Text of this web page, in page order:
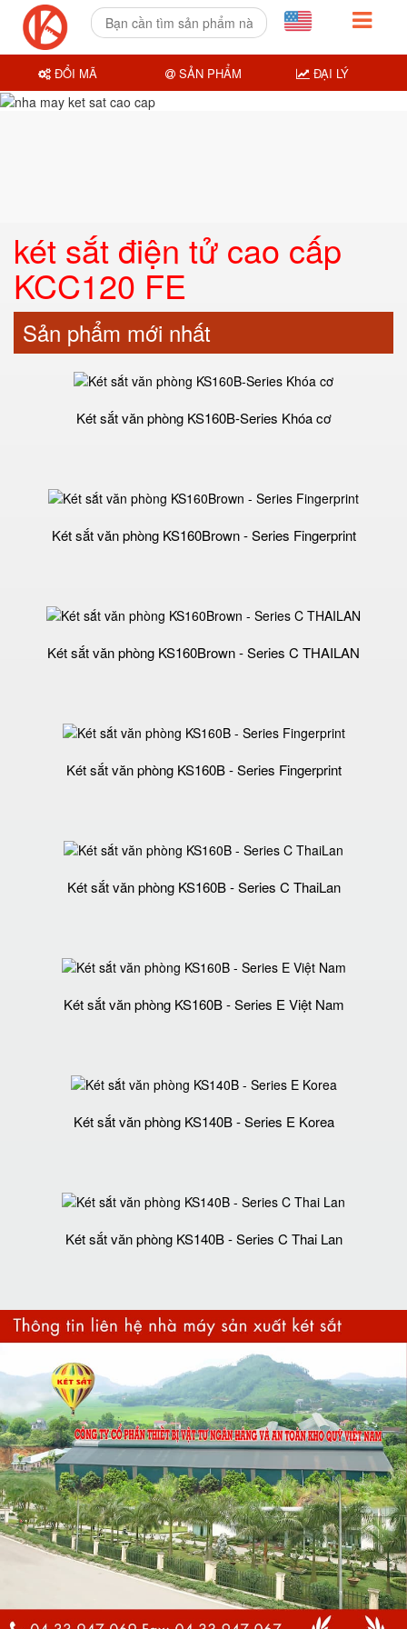
két sắt điện tử cao cấp
KCC120 FE
Sản phẩm mới nhất
Két sắt văn phòng KS160B-Series Khóa cơ
Két sắt văn phòng KS160Brown - Series Fingerprint
Két sắt văn phòng KS160Brown - Series C THAILAN
Két sắt văn phòng KS160B - Series Fingerprint
Két sắt văn phòng KS160B - Series C ThaiLan
Két sắt văn phòng KS160B - Series E Việt Nam
Két sắt văn phòng KS140B - Series E Korea
Két sắt văn phòng KS140B - Series C Thai Lan
ĐỔI MÃ SẢN PHẨM ĐẠI LÝ